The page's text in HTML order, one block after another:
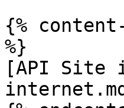
{%
%}
[API Site